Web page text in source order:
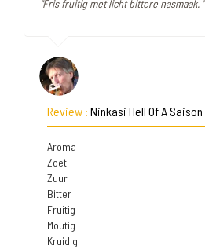
"Fris fruitig met licht bittere nasmaak. "
Review : Ninkasi Hell Of A Saison
Aroma
Zoet
Zuur
Bitter
Fruitig
Moutig
Kruidig